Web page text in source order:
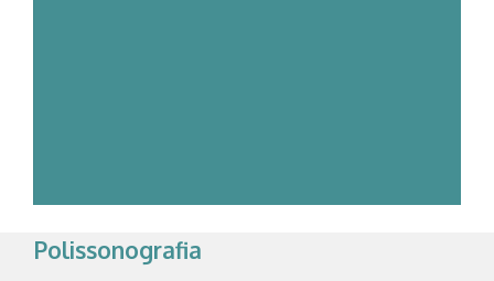
Polissonografia